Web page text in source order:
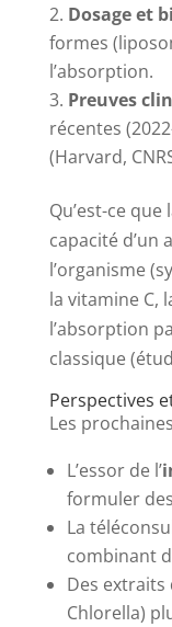
Dosage et
formes
l’absorption.
Preuves
récentes
(Harvard,
Qu’est-ce que
capacité d’un
l’organisme
la vitamine C,
l’absorption
classique
Perspectives
Les
L’essor de l’
formuler
La
combinant
Des extraits
Chlorella)